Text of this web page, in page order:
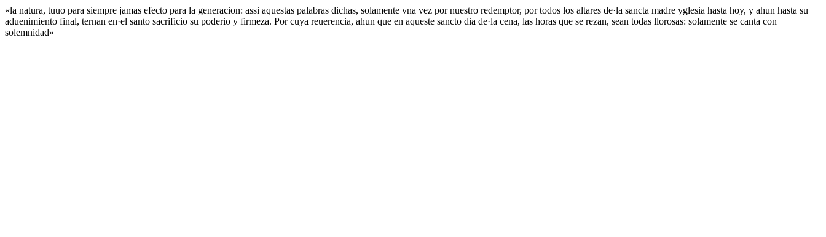
«la natura, tuuo para siempre jamas efecto para la generacion: assi aquestas palabras dichas, solamente vna vez por nuestro redemptor, por todos los altares de·la sancta madre yglesia hasta hoy, y ahun hasta su
aduenimiento final, ternan en·el santo sacrificio su poderio y firmeza. Por cuya reuerencia, ahun que en aqueste sancto dia de·la cena, las horas que se rezan, sean todas llorosas: solamente se canta con
solemnidad»